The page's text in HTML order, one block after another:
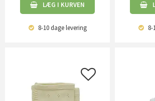
LÆG I KURVEN
8-10 dagelevering 8-